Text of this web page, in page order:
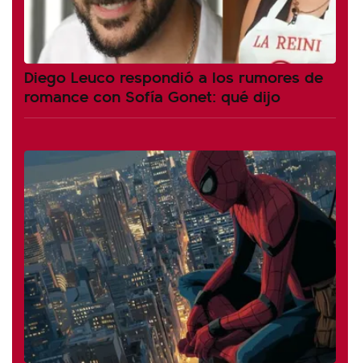
Diego Leuco respondió a los rumores de
romance con Sofía Gonet: qué dijo